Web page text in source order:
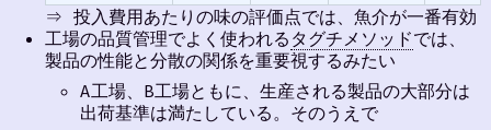
⇒ 投入費用あたりの味の評価点では、魚介が一番有効
工場の品質管理でよく使われる タグチメソッドでは、
製品の性能と分散の関係を重要視するみたい
A工場、B工場ともに、生産される製品の大部分は
出荷基準は満たしている。そのうえで